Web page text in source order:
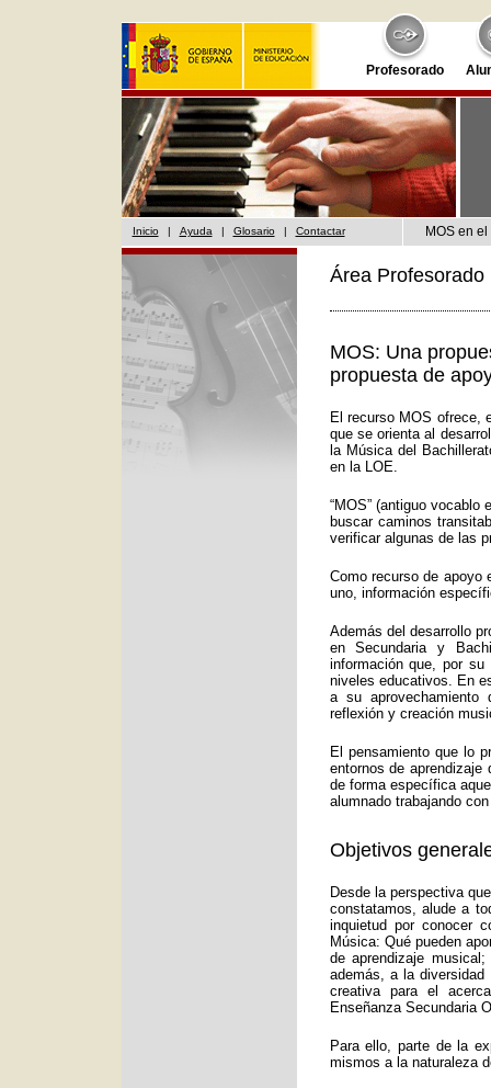
Profesorado
Inicio | Ayuda | Glosario | Contactar MOS en
Área
MOS: Una
propuesta de
El recurso MOS ofrece,
que se orienta al
la Música del
en la LOE.
“MOS” (antiguo
buscar caminos
verificar algunas de las
Como recurso de
uno, información
Además del desarrollo
en Secundaria y
información que, por
niveles educativos. En
a su aprovechamiento
reflexión y creación
El pensamiento que lo
entornos de aprendizaje
de forma específica
alumnado trabajando
Objetivos
Desde la perspectiva
constatamos, alude a
inquietud por conocer
Música: Qué pueden
de aprendizaje
además, a la
creativa para el
Enseñanza Secundaria
Para ello, parte de la
mismos a la naturaleza